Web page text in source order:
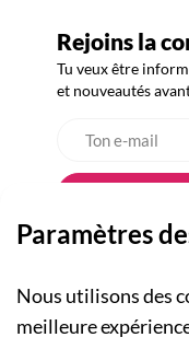
Rejoins la
Tu veux être
et nouveautés
Paramètres
Nous utilisons des
meilleure